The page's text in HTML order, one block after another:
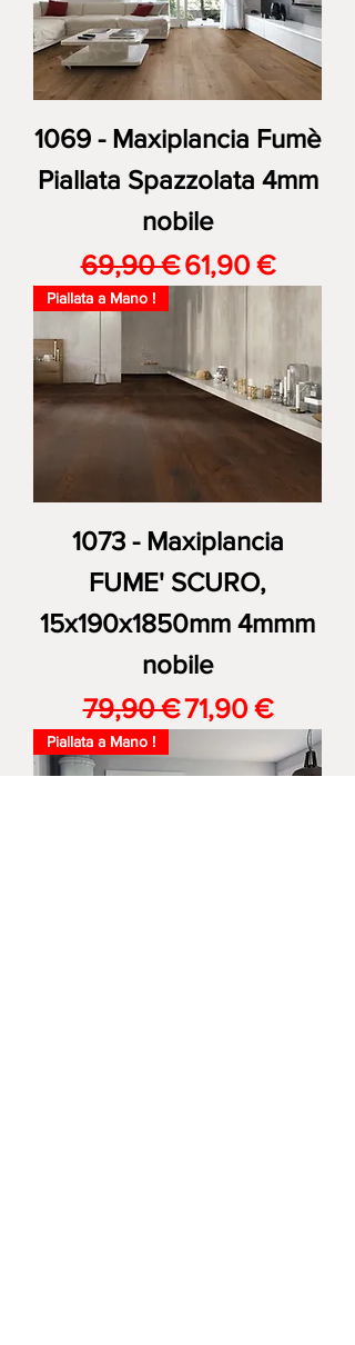
1069 - Maxiplancia Fumè
Piallata Spazzolata 4mm
nobile
Prezzo regolare
69,90 €Prezzo
61,90 €
Piallata a Mano !
1073 - Maxiplancia
FUME' SCURO,
15x190x1850mm 4mmm
nobile
Prezzo regolare
79,90 €Prezzo
71,90 €
Piallata a Mano !